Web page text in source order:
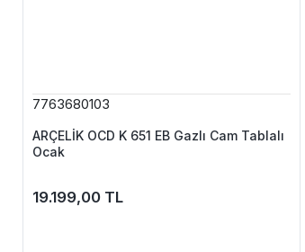
7763680103
ARÇELİK OCD K 651 EB Gazlı Cam Tablalı
Ocak
19.199,00 TL